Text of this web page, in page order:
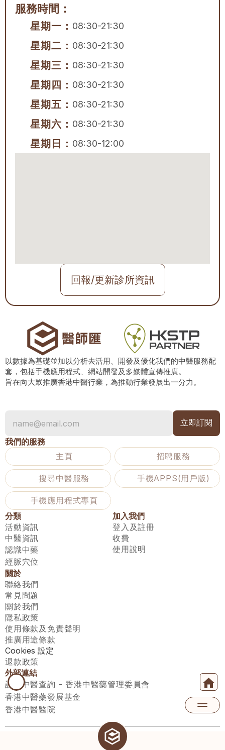
服務時間：
星期一： 08:30-21:30
星期二： 08:30-21:30
星期三： 08:30-21:30
星期四： 08:30-21:30
星期五： 08:30-21:30
星期六： 08:30-21:30
星期日： 08:30-12:00
回報/更新診所資訊
以數據為基礎並加以分析去活用、開發及優化我們的中醫服務配
套，包括手機應用程式、網站開發及多媒體宣傳推廣。
旨在向大眾推廣香港中醫行業，為推動行業發展出一分力。
我們的服務
主頁
招聘服務
搜尋中醫服務 手機APPS(用戶版)
手機應用程式專頁
分類
活動資訊
中醫資訊
認識中藥
經脈穴位
加入我們
登入及註冊
收費
使用說明
關於
聯絡我們
常見問題
關於我們
隱私政策
使用條款及免責聲明
推廣用途條款
Cookies 設定
退款政策
外部連結
註冊中醫查詢 - 香港中醫藥管理委員會
香港中醫藥發展基金
香港中醫醫院
醫師匯有限公司 ECWAY LIMITED Copyright 2026© All rights